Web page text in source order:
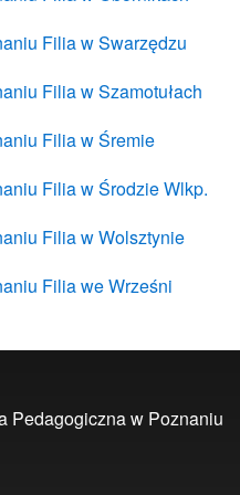
Filia w Swarzędzu
Filia w Szamotułach
Filia w Śremie
Filia w Środzie Wlkp.
Filia w Wolsztynie
Filia we Wrześni
Pedagogiczna w Poznaniu